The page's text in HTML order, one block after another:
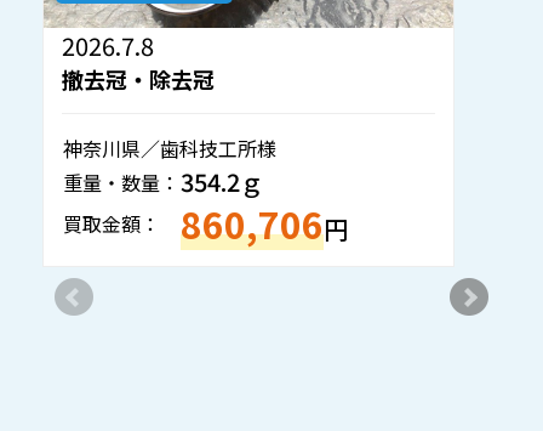
2026.7.1
撤去冠・除去冠
岡山県／歯科医院様
重量・数量：804.5ｇ
買取金額： 1,934,935